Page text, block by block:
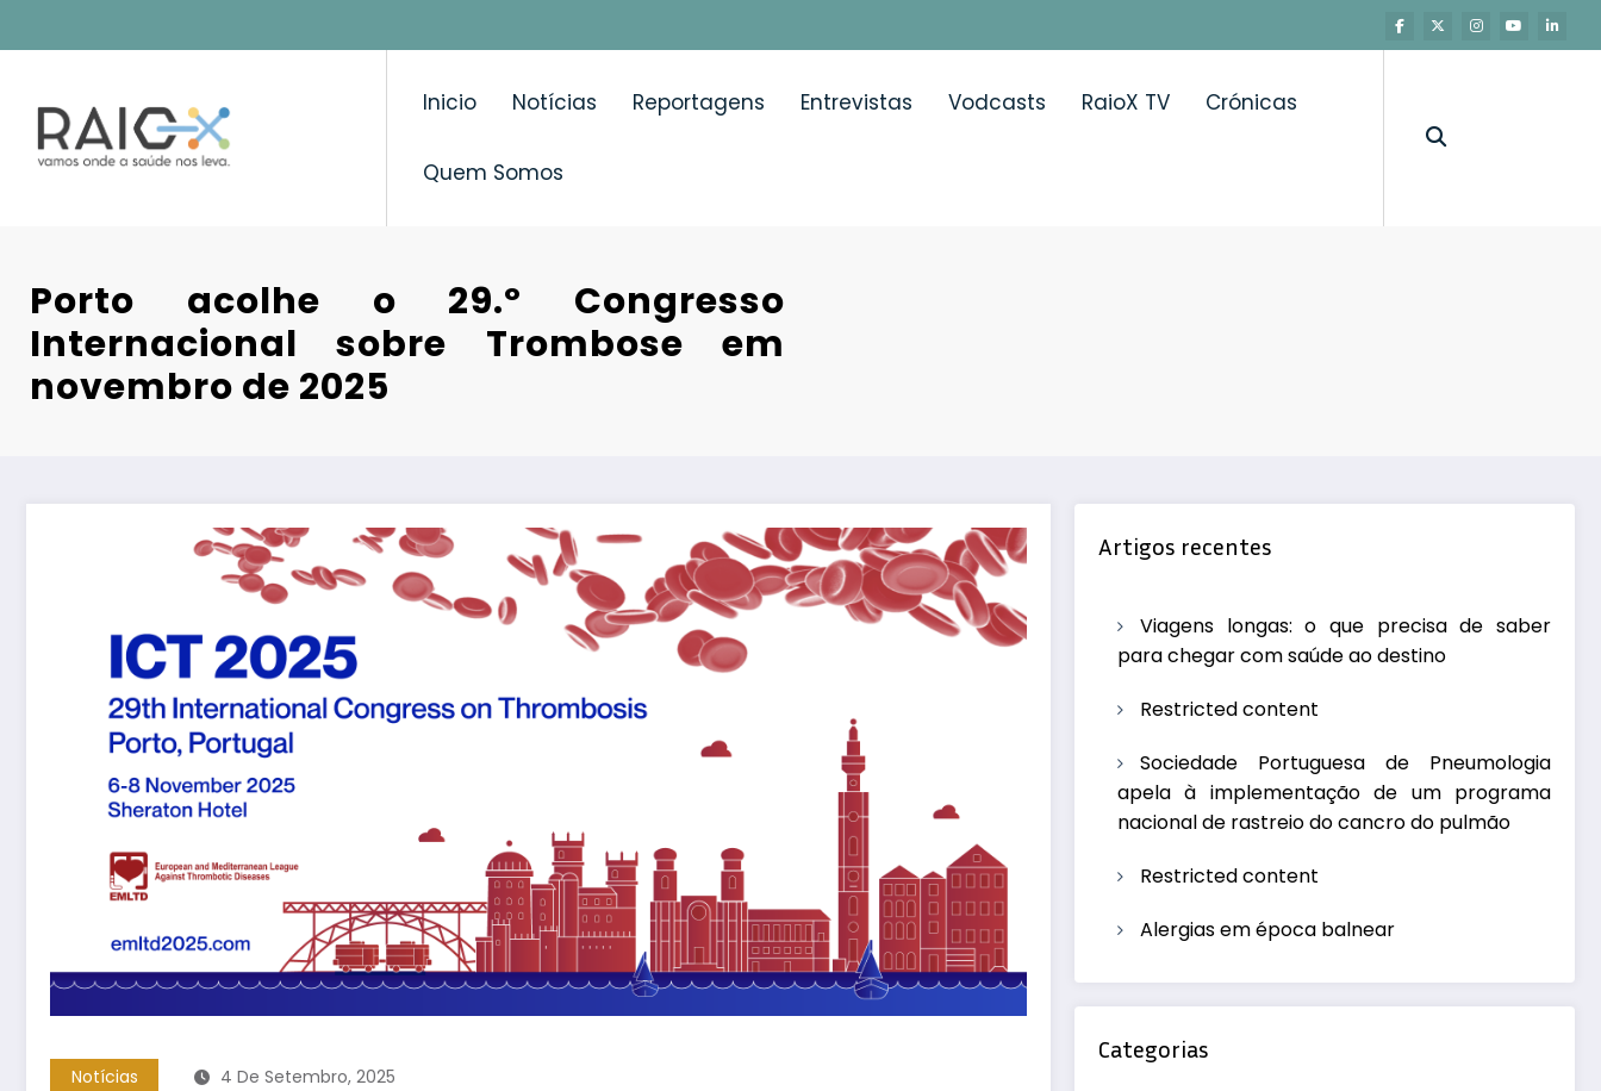
para
conteúdo
Inicio Notícias Reportagens Entrevistas Vodcasts RaioX TV Crónicas
Quem Somos
Porto acolhe o 29.º Congresso
Internacional sobre Trombose em
novembro de 2025
Notícias 4 De Setembro, 2025
Artigos recentes
Viagens longas: o que precisa de saber
para chegar com saúde ao destino
Restricted content
Sociedade Portuguesa de Pneumologia
apela à implementação de um programa
nacional de rastreio do cancro do pulmão
Restricted content
Alergias em época balnear
Categorias